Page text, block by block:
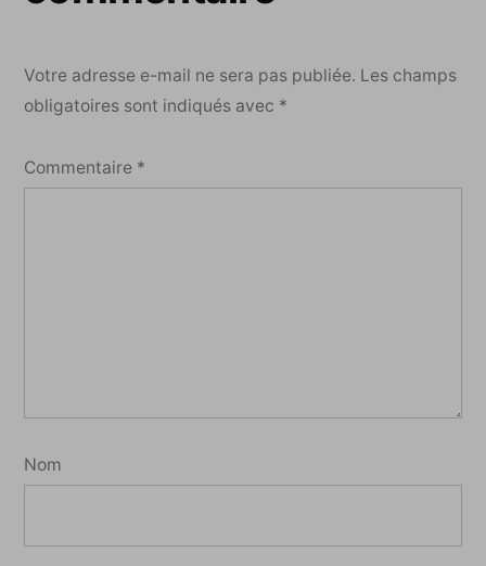
Votre adresse e-mail ne sera pas publiée. Les champs
obligatoires sont indiqués avec *
Commentaire *
Nom